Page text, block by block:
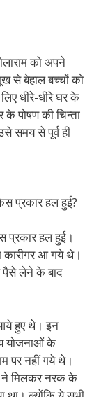
को अपने
से बेहाल बच्चों को
धीरे-धीरे घर के
के पोषण की चिन्ता
समय से पूर्व ही
प्रकार हल हुई?
प्रकार हल हुई।
कारीगर आ गये थे।
पैसे लेने के बाद
हुए थे। इन
योजनाओं के
पर नहीं गये थे।
ने मिलकर नरक के